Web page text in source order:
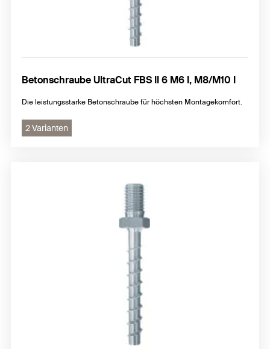
Betonschraube UltraCut FBS II 6 M6 I, M8/M10 I
Die leistungsstarke Betonschraube für höchsten Montagekomfort.
2 Varianten